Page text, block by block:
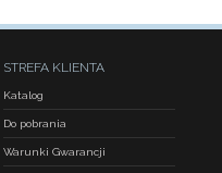
STREFA KLIENTA
Katalog
Do pobrania
Warunki Gwarancji